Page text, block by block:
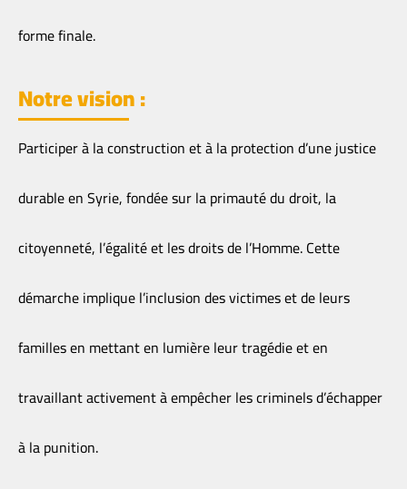
forme finale.
Notre vision :
Participer à la construction et à la protection d’une justice
durable en Syrie, fondée sur la primauté du droit, la
citoyenneté, l’égalité et les droits de l’Homme. Cette
démarche implique l’inclusion des victimes et de leurs
familles en mettant en lumière leur tragédie et en
travaillant activement à empêcher les criminels d’échapper
à la punition.